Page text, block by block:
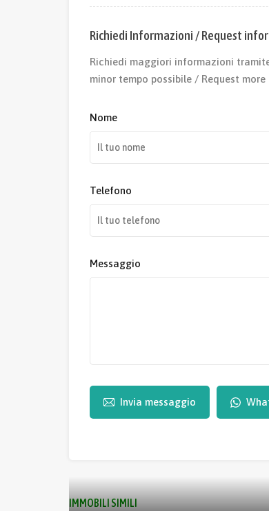
Richiedi Informazioni / Request
Richiedi maggiori informazioni
minor tempo possibile / Request
Nome
Telefono
Messaggio
Invia messaggio
IMMOBILI SIMILI